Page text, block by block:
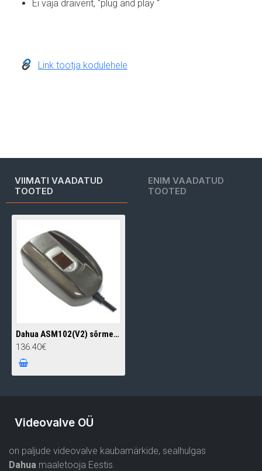
Ei vaja draiverit, "plug and play "
Link tootja kodulehele
VIIMATI VAADATUD
TOOTED
ENIM VAADATUD
TOOTED
Dahua ASM102(V2) sõrmejälje USB laualugeja
136.40€
Videovalve OÜ
on paljude videovalve kaubamärkide, sealhulgas
Dahua maaletooja Eestis.